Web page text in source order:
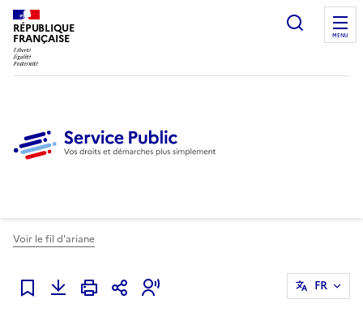
RÉPUBLIQUE
FRANÇAISE
Ouvrir
MENU
Voir le fil d'ariane
Ajouter à mes favoris
FR